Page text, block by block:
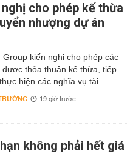
cho phép kế thừa
nhượng dự án
Group kiến nghị cho phép các
được thỏa thuận kế thừa, tiếp
hiện các nghĩa vụ tài...
19 giờ trước
không phải hết giá